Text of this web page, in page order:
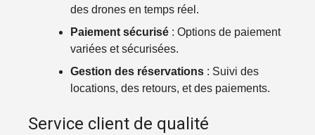
des drones en temps réel.
Paiement sécurisé : Options de paiement
variées et sécurisées.
Gestion des réservations : Suivi des
locations, des retours, et des paiements.
Service client de qualité